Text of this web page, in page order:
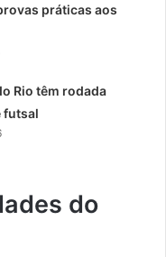
práticas aos
Rio têm rodada
futsal
do